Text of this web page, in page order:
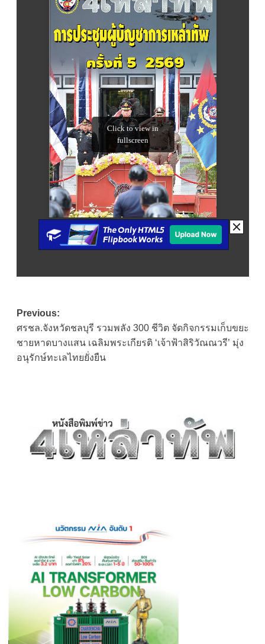
Post
navigation
Previous:
ศรชล.จังหวัดชลบุรี รวมพลัง 300 ชีวิต จัดกิจกรรมเก็บขยะ
ชายหาดบางแสน เฉลิมพระเกียรติ ‘เจ้าฟ้าสิริวัณณวรี’ มุ่ง
อนุรักษ์ทะเลไทยยั่งยืน